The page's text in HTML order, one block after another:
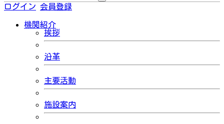
ログイン 会員登録
機関紹介
挨拶
沿革
主要活動
施設案内